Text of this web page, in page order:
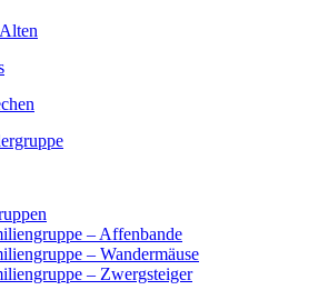
– Affenbande
– Wandermäuse
– Zwergsteiger